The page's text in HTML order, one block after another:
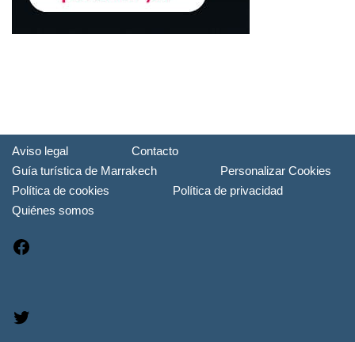
Aviso legal
Contacto
Guía turística de Marrakech
Personalizar Cookies
Política de cookies
Política de privacidad
Quiénes somos